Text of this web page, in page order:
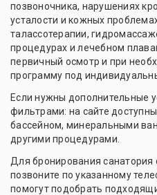
позвоночника, нарушениях
усталости и кожных
талассотерапии,
процедурах и лечебном
первичный осмотр и при
программу под
Если нужны дополнительные
фильтрами: на сайте
бассейном, минеральными
другими процедурами.
Для бронирования санатория
позвоните по указанному
помогут подобрать